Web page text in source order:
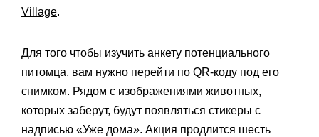
Village.
Для того чтобы изучить анкету потенциального
питомца, вам нужно перейти по QR-коду под его
снимком. Рядом с изображениями животных,
которых заберут, будут появляться стикеры с
надписью «Уже дома». Акция продлится шесть